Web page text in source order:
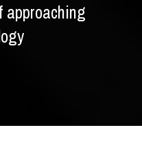
approaching